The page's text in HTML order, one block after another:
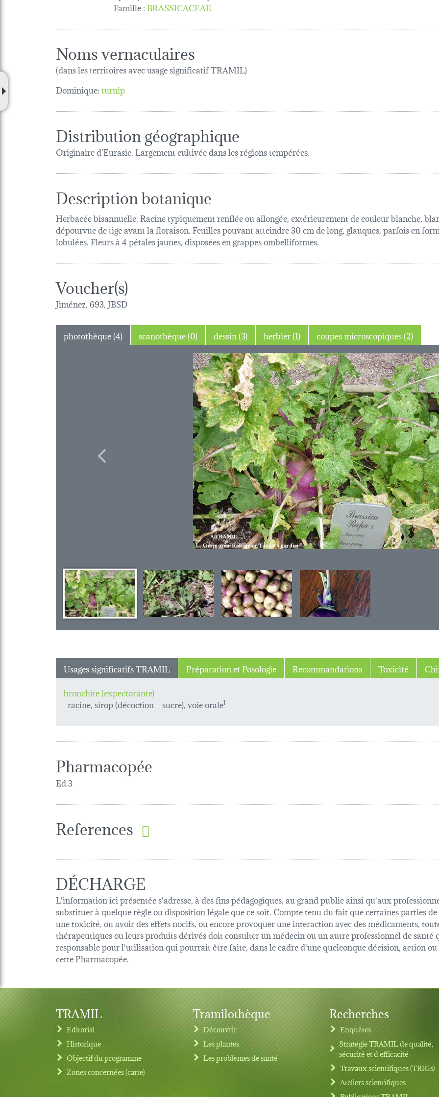
Famille:BRASSICACEAE
Noms vernaculaires
(dans les territoires avec usage significatif TRAMIL)
Dominique:turnip
Distribution géographique
Originaire d’Eurasie. Largement cultivée dans les régions tempérées.
Description botanique
Herbacée bisannuelle. Racine typiquement renflée ou allongée, extérieurement de couleur blanche,
dépourvue de tige avant la floraison. Feuilles pouvant atteindre 30 cm de long, glauques, parfois en
lobulées. Fleurs à 4 pétales jaunes, disposées en grappes ombelliformes.
Voucher(s)
Jiménez, 693, JBSD
photothèque (4) scanothèque (0) dessin (3) herbier (1) coupes microscopiques (2)
Previous
Usages significatifs TRAMIL Préparation et Posologie Recommandations Toxicité
bronchite (expectorante)
racine, sirop (décoction + sucre), voie orale1
Pharmacopée
Ed.3
References
DÉCHARGE
L'information ici présentée s'adresse, à des fins pédagogiques, au grand public ainsi qu'aux
substituer à quelque règle ou disposition légale que ce soit. Compte tenu du fait que certaines parties
une toxicité, ou avoir des effets nocifs, ou encore provoquer une interaction avec des médicaments,
thérapeutiques ou leurs produits dérivés doit consulter un médecin ou un autre professionnel de
responsable pour l'utilisation qui pourrait être faite, dans le cadre d'une quelconque décision, action
cette Pharmacopée.
Footer menu
TRAMIL
Editorial
Historique
Objectif du programme
Zones concernées (carte)
Tramilothèque
Découvrir
Les plantes
Les problèmes de santé
Recherches
Enquêtes
Stratégie TRAMIL de qualité,
sécurité et d'efficacité
Travaux scientifiques (TRIGs)
Ateliers scientifiques